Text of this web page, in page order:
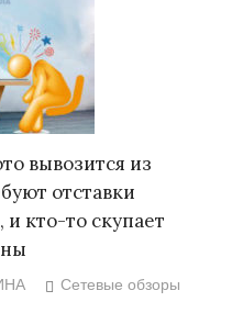
вывозится из
отставки
кто-то скупает
Сетевые обзоры